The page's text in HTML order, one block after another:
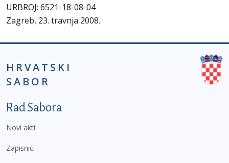
URBROJ: 6521-18-08-04
Zagreb, 23. travnja 2008.
HRVATSKI
SABOR
Podnožje prvi izbornik
Rad Sabora
Novi akti
Zapisnici